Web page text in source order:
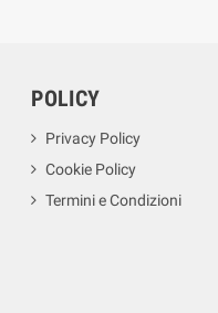
POLICY
Privacy Policy
Cookie Policy
Termini e Condizioni